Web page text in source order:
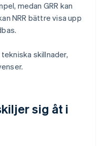
medan GRR kan
NRR bättre visa upp
skillnader,
sig åt i